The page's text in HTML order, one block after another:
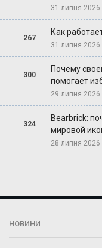
31 липня 2026
267
Как
31 липня 2026
300
Почему
помогает
29 липня 2026
324
Bearbrick:
мировой
28 липня 2026
НОВИНИ